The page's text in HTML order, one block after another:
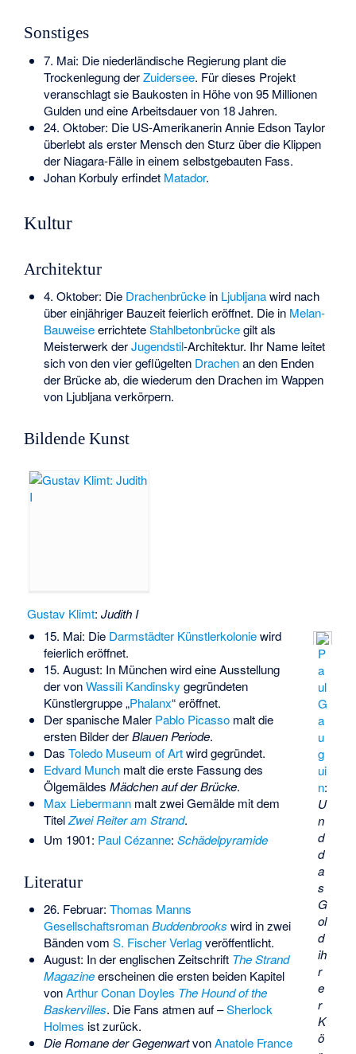
Sonstiges
7. Mai: Die niederländische Regierung plant die
Trockenlegung derZuidersee. Für dieses Projekt
veranschlagt sie Baukosten in Höhe von 95 Millionen
Gulden und eine Arbeitsdauer von 18 Jahren.
24. Oktober: Die US-AmerikanerinAnnie Edson Taylor
überlebt als erster Mensch den Sturz über die Klippen
der Niagara-Fällein einem selbstgebauten Fass.
Johan Korbuly erfindet Matador.
Kultur
Architektur
4. Oktober: Die Drachenbrückein Ljubljanawird nach
über einjähriger Bauzeit feierlich eröffnet. Die in Melan-
BauweiseerrichteteStahlbetonbrückegilt als
Meisterwerk derJugendstil-Architektur. Ihr Name leitet
sich von den vier geflügelten Drachenan den Enden
der Brücke ab, die wiederum den Drachen im Wappen
von Ljubljana verkörpern.
Bildende Kunst
Gustav Klimt:Judith I
P
a
ul
G
a
u
g
ui
n:
U
n
d
d
a
s
G
ol
d
ih
r
e
r
K
ö
15. Mai: Die Darmstädter Künstlerkoloniewird
feierlich eröffnet.
15. August: In München wird eine Ausstellung
der vonWassili Kandinsky gegründeten
Künstlergruppe „Phalanx“ eröffnet.
Der spanische Maler Pablo Picassomalt die
ersten Bilder derBlauen Periode.
Das Toledo Museum of Artwird gegründet.
Edvard Munchmalt die erste Fassung des
Ölgemäldes Mädchen auf der Brücke.
Max Liebermannmalt zwei Gemälde mit dem
TitelZwei Reiter am Strand.
Um 1901: Paul Cézanne: Schädelpyramide
Literatur
26. Februar: Thomas Manns
Gesellschaftsroman Buddenbrooks wird in zwei
Bänden vom S. Fischer Verlagveröffentlicht.
August: In der englischen Zeitschrift The Strand
Magazineerscheinen die ersten beiden Kapitel
vonArthur Conan Doyles The Hound of the
Baskervilles. Die Fans atmen auf –Sherlock
Holmes ist zurück.
Die Romane der GegenwartvonAnatole France